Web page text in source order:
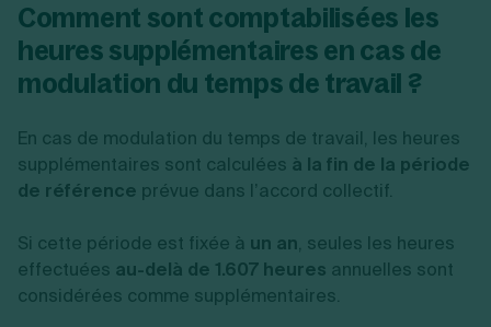
Comment sont comptabilisées les
heures supplémentaires en cas de
modulation du temps de travail ?
En cas de modulation du temps de travail, les heures
supplémentaires sont calculées à la fin de la période
de référence prévue dans l’accord collectif.
Si cette période est fixée à un an, seules les heures
effectuées au-delà de 1.607 heures annuelles sont
considérées comme supplémentaires.